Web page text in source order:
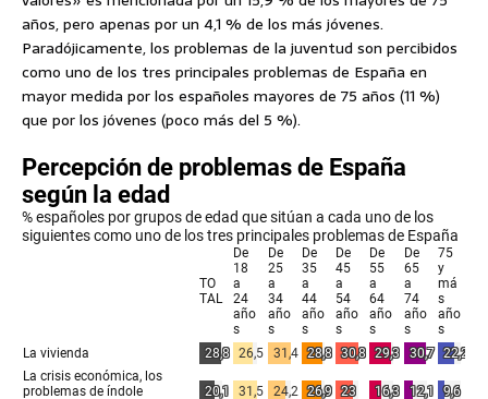
años, pero apenas por un 4,1 % de los más jóvenes.
Paradójicamente, los problemas de la juventud son percibidos
como uno de los tres principales problemas de España en
mayor medida por los españoles mayores de 75 años (11 %)
que por los jóvenes (poco más del 5 %).